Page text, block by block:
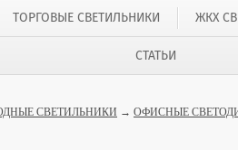
ТОРГОВЫЕ СВЕТИЛЬНИКИ ЖКХ
СТАТЬИ
СВЕТИЛЬНИКИ → ОФИСНЫЕ